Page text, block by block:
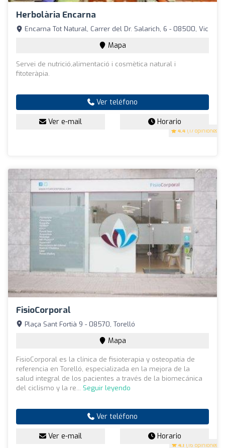
Herbolària Encarna
4.4 (17 opiniones)
Encarna Tot Natural, Carrer del Dr. Salarich, 6 - 08500, Vic
Mapa
Servei de nutrició,alimentació i cosmètica natural i
fitoteràpia.
Ver teléfono
Ver e-mail Horario
FisioCorporal
4.1 (16 opiniones)
Plaça Sant Fortià 9 - 08570, Torelló
Mapa
FisioCorporal es la clínica de fisioterapia y osteopatía de
referencia en Torelló, especializada en la mejora de la
salud integral de los pacientes a través de la biomecánica
del ciclismo y la re... Seguir leyendo
Ver teléfono
Ver e-mail Horario